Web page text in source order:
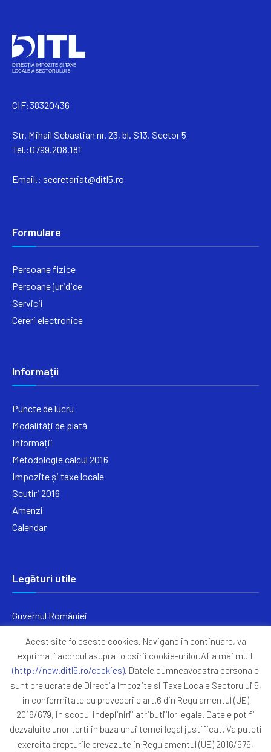
CIF:38320436
Str. Mihail Sebastian nr. 23, bl. S13, Sector 5
Tel.:0799.208.181
Email.: secretariat@ditl5.ro
Formulare
Persoane fizice
Persoane juridice
Servicii
Cereri electronice
Informații
Puncte de lucru
Modalități de plată
Informații
Metodologie calcul 2016
Impozite și taxe locale
Scutiri 2016
Amenzi
Calendar
Legături utile
Guvernul României
Primăria Sectorul 5
ANAF
Protocoale
GDPR
Harta Site
Acest site foloseste cookies. Navigand in continuare, va
exprimati acordul asupra folosirii cookie-urilor.Afla mai mult
(http://new.ditl5.ro/cookies). Datele dumneavoastra personale
sunt prelucrate de Directia Impozite si Taxe Locale Sectorului 5,
in conformitate cu prevederile art.6 din Regulamentul (UE)
2016/679, in scopul indeplinirii atributiilor legale. Datele pot fi
dezvaluite unor terti in baza unui temei legal justificat. Va puteti
exercita drepturile prevazute in Regulamentul (UE) 2016/679,